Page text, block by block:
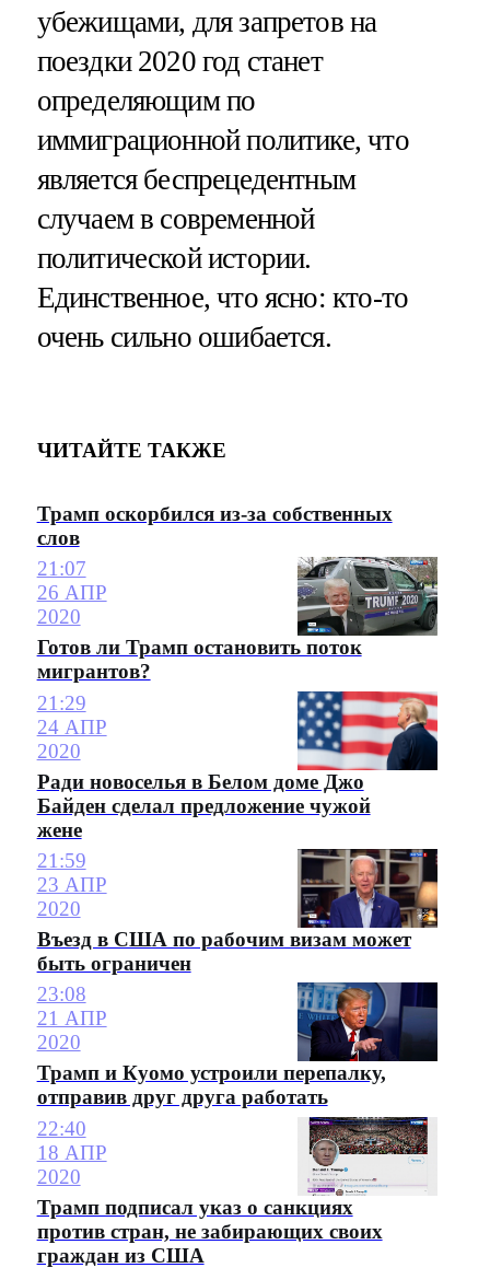
убежищами, для запретов на
поездки 2020 год станет
определяющим по
иммиграционной политике, что
является беспрецедентным
случаем в современной
политической истории.
Единственное, что ясно: кто-то
очень сильно ошибается.
ЧИТАЙТЕ ТАКЖЕ
Трамп оскорбился из-за собственных
слов
21:07
26 АПР
2020
Готов ли Трамп остановить поток
мигрантов?
21:29
24 АПР
2020
Ради новоселья в Белом доме Джо
Байден сделал предложение чужой
жене
21:59
23 АПР
2020
Въезд в США по рабочим визам может
быть ограничен
23:08
21 АПР
2020
Трамп и Куомо устроили перепалку,
отправив друг друга работать
22:40
18 АПР
2020
Трамп подписал указ о санкциях
против стран, не забирающих своих
граждан из США